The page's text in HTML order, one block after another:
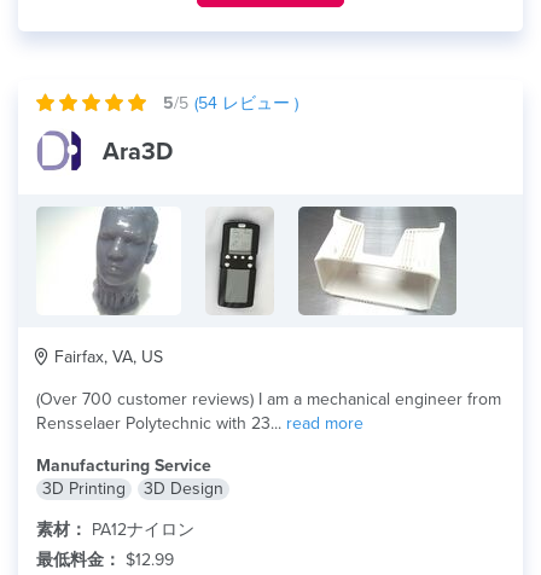
5/5 (54 レビュー )
Ara3D
Fairfax, VA, US
(Over 700 customer reviews) I am a mechanical engineer from
Rensselaer Polytechnic with 23... read more
Manufacturing Service
3D Printing
3D Design
素材： PA12ナイロン
最低料金： $12.99